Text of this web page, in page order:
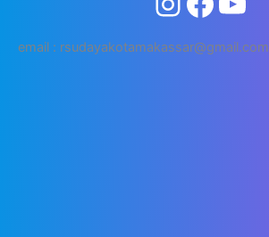
email : rsudayakotamakassar@gmail.com